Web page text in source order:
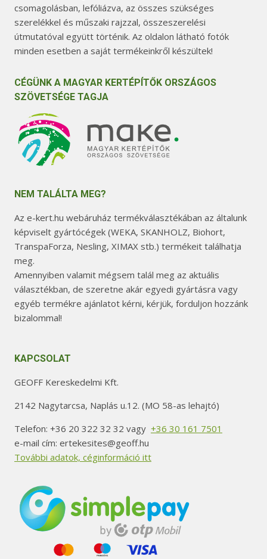
csomagolásban, lefóliázva, az összes szükséges
szerelékkel és műszaki rajzzal, összeszerelési
útmutatóval együtt történik. Az oldalon látható fotók
minden esetben a saját termékeinkről készültek!
CÉGÜNK A MAGYAR KERTÉPÍTŐK ORSZÁGOS
SZÖVETSÉGE TAGJA
NEM TALÁLTA MEG?
Az e-kert.hu webáruház termékválasztékában az általunk
képviselt gyártócégek (WEKA, SKANHOLZ, Biohort,
TranspaForza, Nesling, XIMAX stb.) termékeit találhatja
meg.
Amennyiben valamit mégsem talál meg az aktuális
választékban, de szeretne akár egyedi gyártásra vagy
egyéb termékre ajánlatot kérni, kérjük, forduljon hozzánk
bizalommal!
KAPCSOLAT
GEOFF Kereskedelmi Kft.
2142 Nagytarcsa, Naplás u.12. (MO 58-as lehajtó)
Telefon: +36 20 322 32 32 vagy +36 30 161 7501
e-mail cím: ertekesites@geoff.hu
További adatok, céginformáció itt